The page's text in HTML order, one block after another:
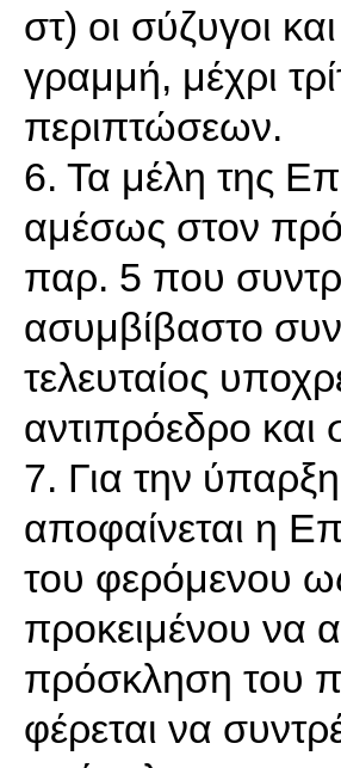
στ) οι σύζυγοι
γραμμή, μέχρι
περιπτώσεων.
6. Τα μέλη της
αμέσως στον
παρ. 5 που
ασυμβίβαστο
τελευταίος
αντιπρόεδρο
7. Για την
αποφαίνεται η
του φερόμενου
προκειμένου να
πρόσκληση του
φέρεται να